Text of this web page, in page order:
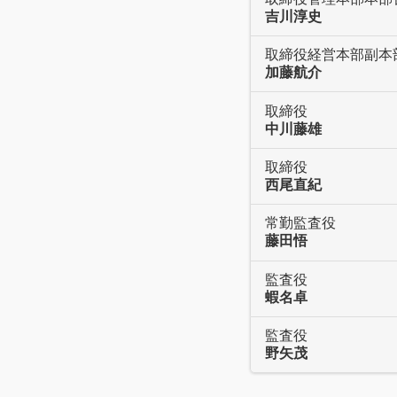
吉川淳史
取締役経営本部副本
加藤航介
取締役
中川藤雄
取締役
西尾直紀
常勤監査役
藤田悟
監査役
蝦名卓
監査役
野矢茂